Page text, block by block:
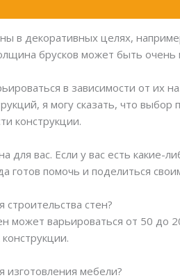
в декоративных целях,
брусков может быть
в зависимости от их
я могу сказать, что
конструкции.
для вас. Если у вас есть какие-
готов помочь и поделиться
строительства стен?
может варьироваться от 50
изготовления мебели?